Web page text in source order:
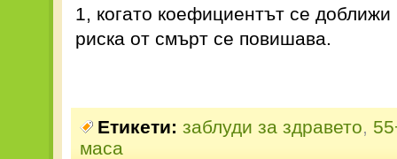
1, когато коефициентът се
риска от смърт се повишава.
Етикети: заблуди за здравето,
маса